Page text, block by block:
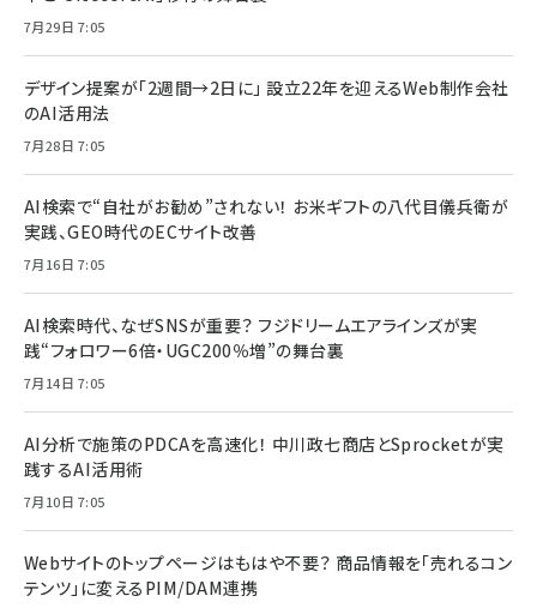
7月29日 7:05
デザイン提案が「2週間→2日に」 設立22年を迎えるWeb制作会社
のAI活用法
7月28日 7:05
AI検索で“自社がお勧め”されない！ お米ギフトの八代目儀兵衛が
実践、GEO時代のECサイト改善
7月16日 7:05
AI検索時代、なぜSNSが重要？ フジドリームエアラインズが実
践“フォロワー6倍・UGC200％増”の舞台裏
7月14日 7:05
AI分析で施策のPDCAを高速化！ 中川政七商店とSprocketが実
践するAI活用術
7月10日 7:05
Webサイトのトップページはもはや不要？ 商品情報を「売れるコン
テンツ」に変えるPIM/DAM連携